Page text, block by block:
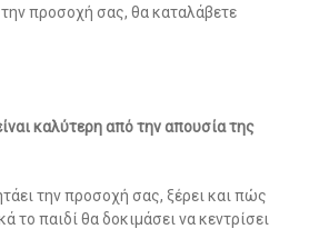
προσοχή σας, θα καταλάβετε
καλύτερη από την απουσία της
την προσοχή σας, ξέρει και πώς
το παιδί θα δοκιμάσει να κεντρίσει